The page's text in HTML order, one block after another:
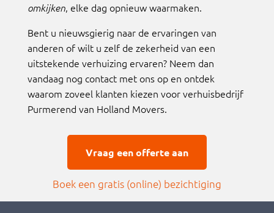
omkijken, elke dag opnieuw waarmaken.
Bent u nieuwsgierig naar de ervaringen van
anderen of wilt u zelf de zekerheid van een
uitstekende verhuizing ervaren? Neem dan
vandaag nog contact met ons op en ontdek
waarom zoveel klanten kiezen voor verhuisbedrijf
Purmerend van Holland Movers.
Vraag een offerte aan
Boek een gratis (online) bezichtiging